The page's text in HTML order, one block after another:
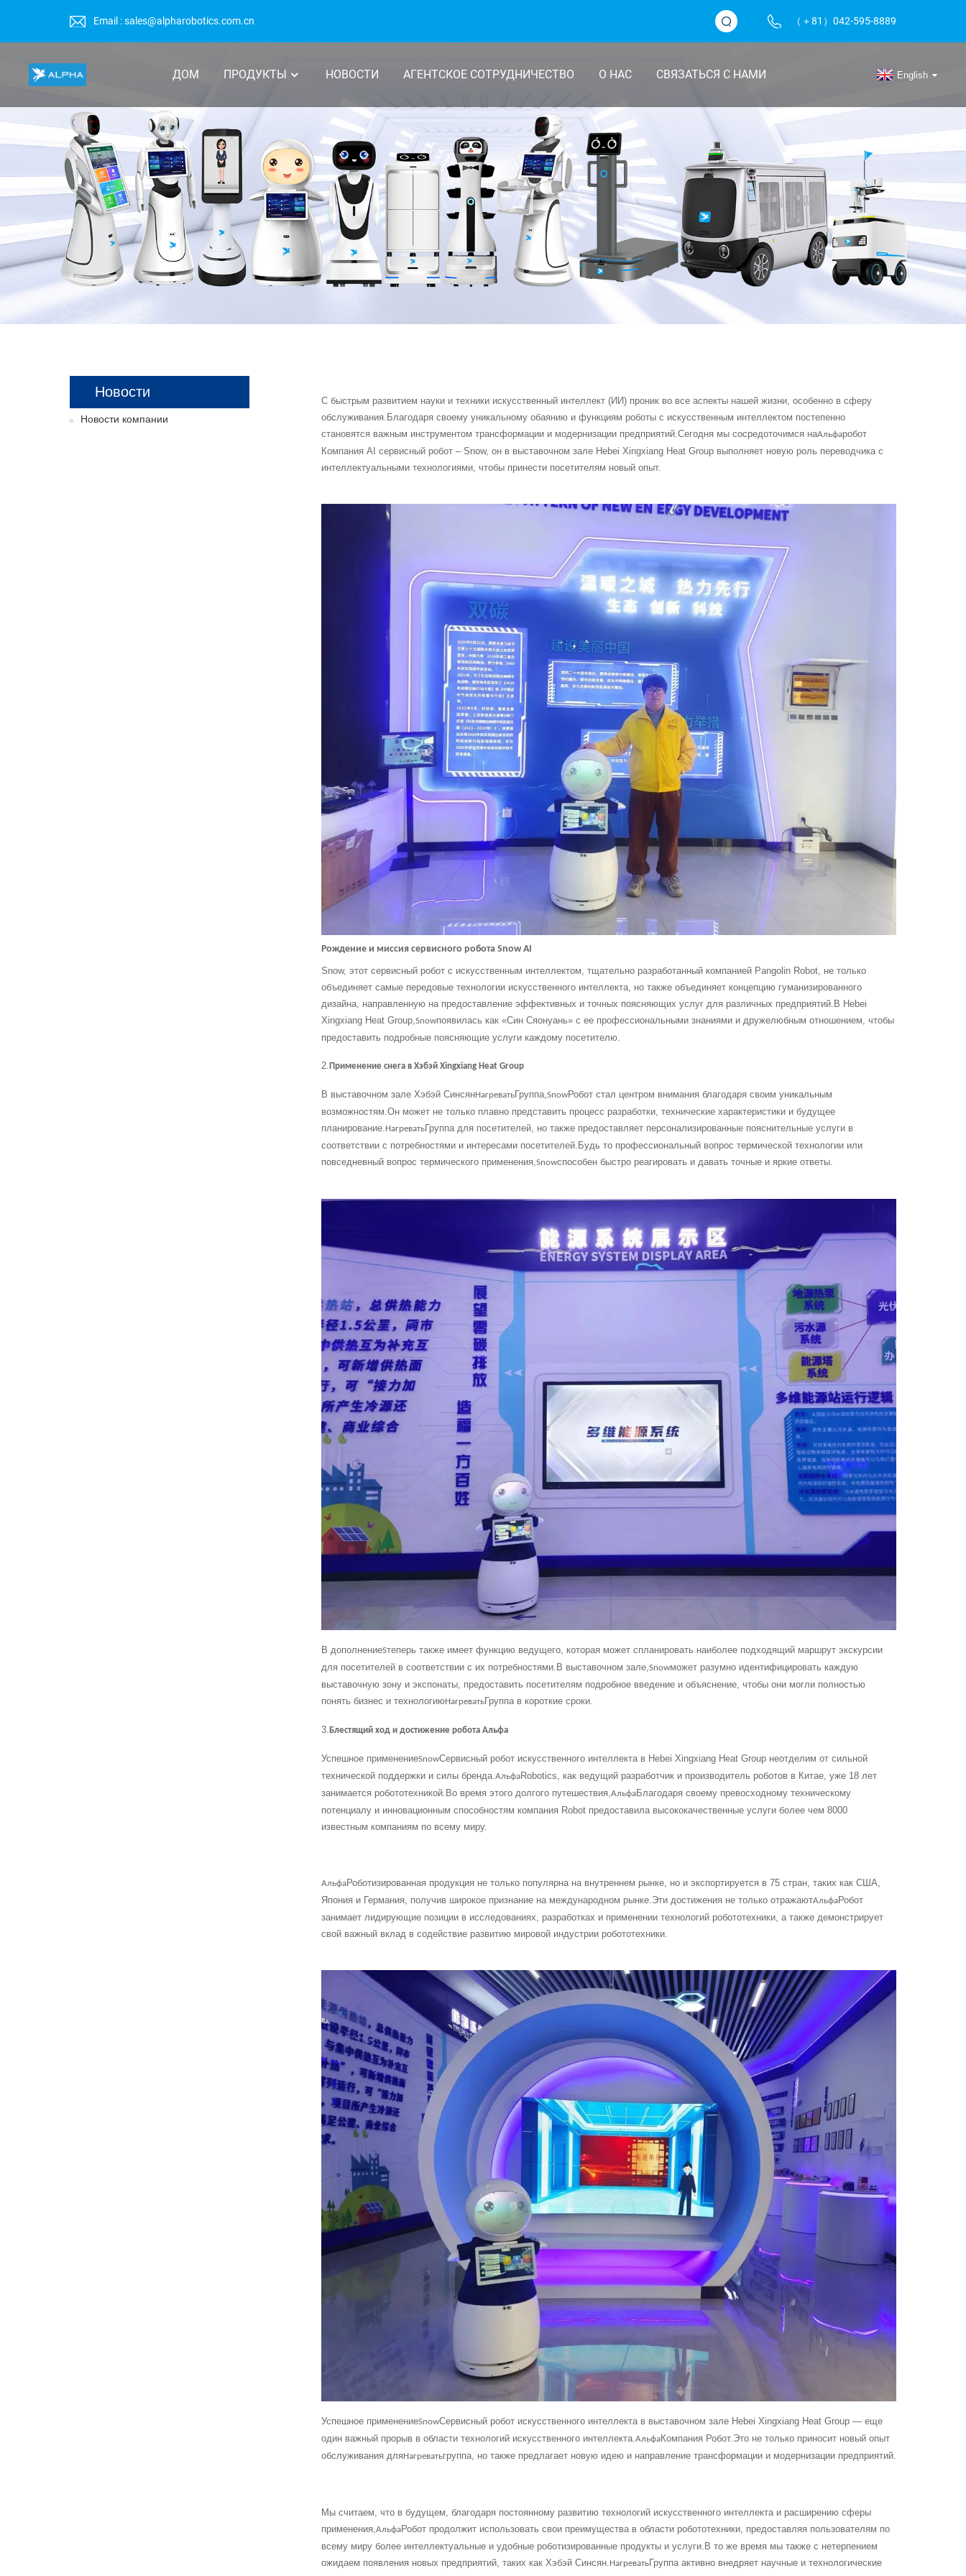
Email : sales@alpharobotics.com.cn （＋81）042-595-8889
ДОМ ПРОДУКТЫ НОВОСТИ АГЕНТСКОЕ СОТРУДНИЧЕСТВО О НАС СВЯЗАТЬСЯ С НАМИ English
Новости
Новости компании
С быстрым развитием науки и техники искусственный интеллект (ИИ) проник во все аспекты нашей жизни, особенно в сферу
обслуживания.Благодаря своему уникальному обаянию и функциям роботы с искусственным интеллектом постепенно
становятся важным инструментом трансформации и модернизации предприятий.Сегодня мы сосредоточимся наАльфаробот
Компания AI сервисный робот – Snow, он в выставочном зале Hebei Xingxiang Heat Group выполняет новую роль переводчика с
интеллектуальными технологиями, чтобы принести посетителям новый опыт.
Рождение и миссия сервисного робота Snow AI
Snow, этот сервисный робот с искусственным интеллектом, тщательно разработанный компанией Pangolin Robot, не только
объединяет самые передовые технологии искусственного интеллекта, но также объединяет концепцию гуманизированного
дизайна, направленную на предоставление эффективных и точных поясняющих услуг для различных предприятий.В Hebei
Xingxiang Heat Group,Snowпоявилась как «Син Сяонуань» с ее профессиональными знаниями и дружелюбным отношением, чтобы
предоставить подробные поясняющие услуги каждому посетителю.
2. Применение снега в Хэбэй Xingxiang Heat Group
В выставочном зале Хэбэй СинсянНагреватьГруппа,SnowРобот стал центром внимания благодаря своим уникальным
возможностям.Он может не только плавно представить процесс разработки, технические характеристики и будущее
планирование.НагреватьГруппа для посетителей, но также предоставляет персонализированные пояснительные услуги в
соответствии с потребностями и интересами посетителей.Будь то профессиональный вопрос термической технологии или
повседневный вопрос термического применения,Snowспособен быстро реагировать и давать точные и яркие ответы.
В дополнениеSтеперь также имеет функцию ведущего, которая может спланировать наиболее подходящий маршрут экскурсии
для посетителей в соответствии с их потребностями.В выставочном зале,Snowможет разумно идентифицировать каждую
выставочную зону и экспонаты, предоставить посетителям подробное введение и объяснение, чтобы они могли полностью
понять бизнес и технологиюНагреватьГруппа в короткие сроки.
3. Блестящий ход и достижение робота Альфа
Успешное применениеSnowСервисный робот искусственного интеллекта в Hebei Xingxiang Heat Group неотделим от сильной
технической поддержки и силы бренда.АльфаRobotics, как ведущий разработчик и производитель роботов в Китае, уже 18 лет
занимается робототехникой.Во время этого долгого путешествия,АльфаБлагодаря своему превосходному техническому
потенциалу и инновационным способностям компания Robot предоставила высококачественные услуги более чем 8000
известным компаниям по всему миру.
АльфаРоботизированная продукция не только популярна на внутреннем рынке, но и экспортируется в 75 стран, таких как США,
Япония и Германия, получив широкое признание на международном рынке.Эти достижения не только отражаютАльфаРобот
занимает лидирующие позиции в исследованиях, разработках и применении технологий робототехники, а также демонстрирует
свой важный вклад в содействие развитию мировой индустрии робототехники.
Успешное применениеSnowСервисный робот искусственного интеллекта в выставочном зале Hebei Xingxiang Heat Group — еще
один важный прорыв в области технологий искусственного интеллекта.АльфаКомпания Робот.Это не только приносит новый опыт
обслуживания дляНагреватьгруппа, но также предлагает новую идею и направление трансформации и модернизации предприятий.
Мы считаем, что в будущем, благодаря постоянному развитию технологий искусственного интеллекта и расширению сферы
применения,АльфаРобот продолжит использовать свои преимущества в области робототехники, предоставляя пользователям по
всему миру более интеллектуальные и удобные роботизированные продукты и услуги.В то же время мы также с нетерпением
ожидаем появления новых предприятий, таких как Хэбэй Синсян.НагреватьГруппа активно внедряет научные и технологические